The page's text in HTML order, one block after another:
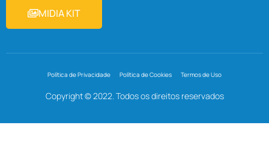
MIDIA KIT
Política de Privacidade Política de Cookies Termos de Uso
Copyright © 2022. Todos os direitos reservados